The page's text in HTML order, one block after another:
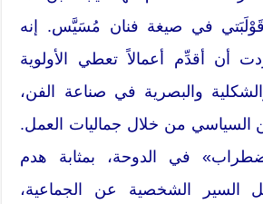
في صيغة فنان مُسَيَّس. إنه
أن أقدِّم أعمالاً تعطي الأولوية
والبصرية في صناعة الفن،
السياسي من خلال جماليات العمل.
في الدوحة، بمثابة هدم
السير الشخصية عن الجماعية،